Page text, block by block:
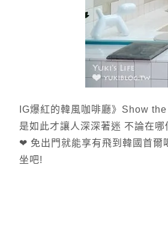
IG爆紅的韓風咖啡廳》Show
是如此才讓人深深著迷 不論在
❤ 免出門就能享有飛到韓國首爾
坐吧!